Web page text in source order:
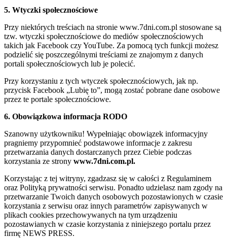
5. Wtyczki społecznościowe
Przy niektórych treściach na stronie www.7dni.com.pl stosowane są
tzw. wtyczki społecznościowe do mediów społecznościowych
takich jak Facebook czy YouTube. Za pomocą tych funkcji możesz
podzielić się poszczególnymi treściami ze znajomym z danych
portali społecznościowych lub je polecić.
Przy korzystaniu z tych wtyczek społecznościowych, jak np.
przycisk Facebook „Lubię to”, mogą zostać pobrane dane osobowe
przez te portale społecznościowe.
6. Obowiązkowa informacja RODO
Szanowny użytkowniku! Wypełniając obowiązek informacyjny
pragniemy przypomnieć podstawowe informacje z zakresu
przetwarzania danych dostarczanych przez Ciebie podczas
korzystania ze strony www.7dni.com.pl.
Korzystając z tej witryny, zgadzasz się w całości z Regulaminem
oraz Polityką prywatności serwisu. Ponadto udzielasz nam zgody na
przetwarzanie Twoich danych osobowych pozostawionych w czasie
korzystania z serwisu oraz innych parametrów zapisywanych w
plikach cookies przechowywanych na tym urządzeniu
pozostawianych w czasie korzystania z niniejszego portalu przez
firmę NEWS PRESS.